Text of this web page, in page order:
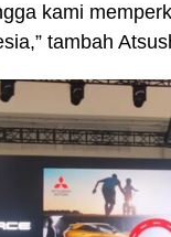
kami
tambah